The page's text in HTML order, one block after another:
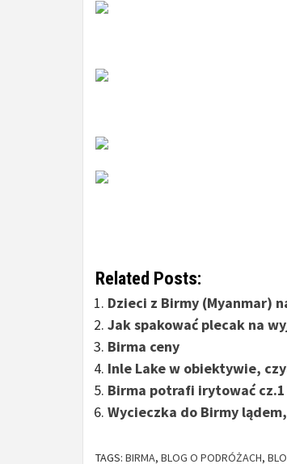
Related Posts:
Dzieci z Birmy (Myanmar)
Jak spakować plecak na
Birma ceny
Inle Lake w obiektywie,
Birma potrafi irytować
Wycieczka do Birmy
TAGS: BIRMA, BLOG O PODRÓŻACH,